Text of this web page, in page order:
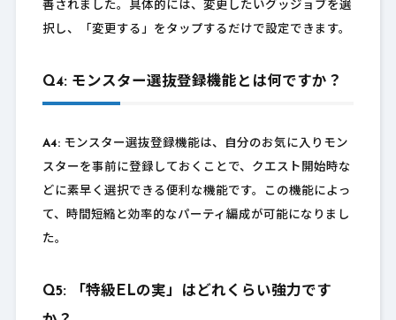
善されました。具体的には、変更したいグッジョブを選
択し、「変更する」をタップするだけで設定できます。
Q4: モンスター選抜登録機能とは何ですか？
A4:モンスター選抜登録機能は、自分のお気に入りモン
スターを事前に登録しておくことで、クエスト開始時な
どに素早く選択できる便利な機能です。この機能によっ
て、時間短縮と効率的なパーティ編成が可能になりまし
た。
Q5: 「特級ELの実」はどれくらい強力です